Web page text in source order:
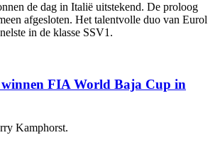
de dag in Italië uitstekend. De proloog
afgesloten. Het talentvolle duo van Eurol
in de klasse SSV1.
FIA World Baja Cup in
Kamphorst.